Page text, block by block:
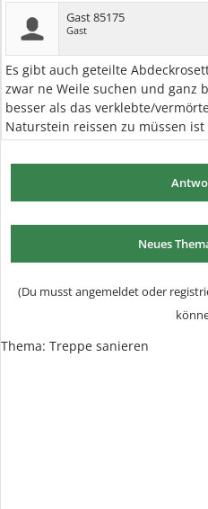
Gast 85175
Gast
Es gibt auch geteilte
zwar ne Weile suchen und ganz
besser als das verklebte/
Naturstein reissen zu müssen ist
Neues
(Du musst angemeldet oder
Thema: Treppe sanieren